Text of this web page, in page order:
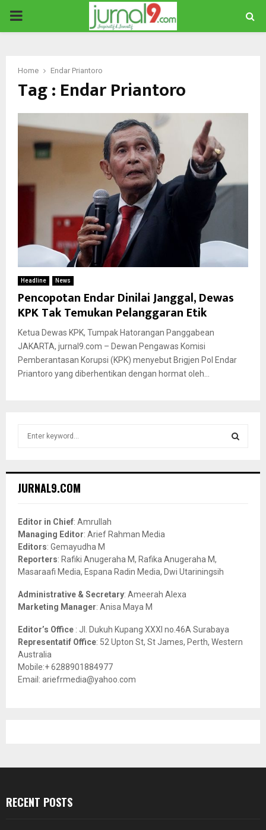
PRIMARY
Home Endar Priantoro
Tag : Endar Priantoro
Headline News
Pencopotan Endar Dinilai Janggal, Dewas
KPK Tak Temukan Pelanggaran Etik
Ketua Dewas KPK, Tumpak Hatorangan Panggabean
JAKARTA, jurnal9.com – Dewan Pengawas Komisi
Pemberantasan Korupsi (KPK) menyebut Brigjen Pol Endar
Priantoro yang diberhentikan dengan hormat oleh...
h
o
r
:
JURNAL9.COM
Editor in Chief: Amrullah
Managing Editor: Arief Rahman Media
Editors: Gemayudha M
Reporters: Rafiki Anugeraha M, Rafika Anugeraha M,
Masaraafi Media, Espana Radin Media, Dwi Utariningsih
Administrative & Secretary: Ameerah Alexa
Marketing Manager: Anisa Maya M
Editor’s Office : Jl. Dukuh Kupang XXXI no.46A Surabaya
Representatif Office: 52 Upton St, St James, Perth, Western
Australia
Mobile:+ 6288901884977
Email: ariefrmedia@yahoo.com
RECENT POSTS